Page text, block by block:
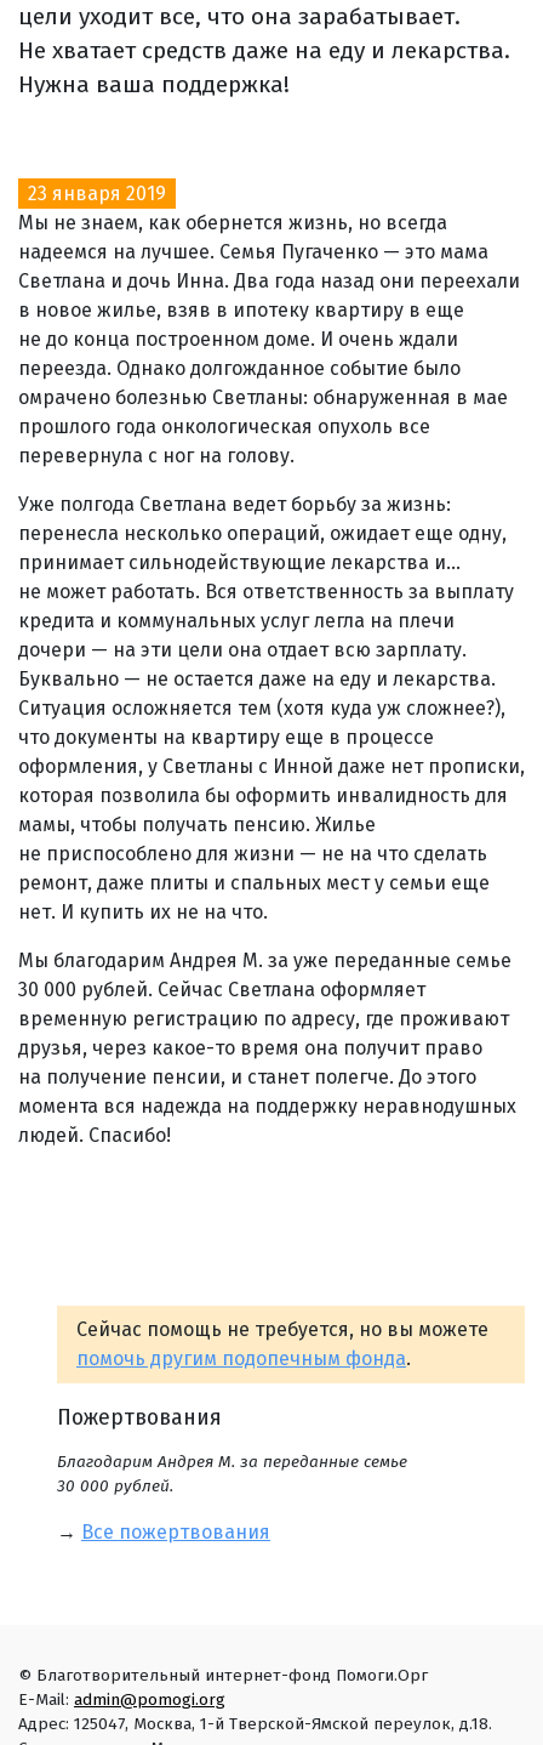
цели уходит все, что она зарабатывает.
Не хватает средств даже на еду и лекарства.
Нужна ваша поддержка!
23 января 2019
Мы не знаем, как обернется жизнь, но всегда
надеемся на лучшее. Семья Пугаченко — это мама
Светлана и дочь Инна. Два года назад они переехали
в новое жилье, взяв в ипотеку квартиру в еще
не до конца построенном доме. И очень ждали
переезда. Однако долгожданное событие было
омрачено болезнью Светланы: обнаруженная в мае
прошлого года онкологическая опухоль все
перевернула с ног на голову.
Уже полгода Светлана ведет борьбу за жизнь:
перенесла несколько операций, ожидает еще одну,
принимает сильнодействующие лекарства и...
не может работать. Вся ответственность за выплату
кредита и коммунальных услуг легла на плечи
дочери — на эти цели она отдает всю зарплату.
Буквально — не остается даже на еду и лекарства.
Ситуация осложняется тем (хотя куда уж сложнее?),
что документы на квартиру еще в процессе
оформления, у Светланы с Инной даже нет прописки,
которая позволила бы оформить инвалидность для
мамы, чтобы получать пенсию. Жилье
не приспособлено для жизни — не на что сделать
ремонт, даже плиты и спальных мест у семьи еще
нет. И купить их не на что.
Мы благодарим Андрея М. за уже переданные семье
30 000 рублей. Сейчас Светлана оформляет
временную регистрацию по адресу, где проживают
друзья, через какое-то время она получит право
на получение пенсии, и станет полегче. До этого
момента вся надежда на поддержку неравнодушных
людей. Спасибо!
Сейчас помощь не требуется, но вы можете
помочь другим подопечным фонда.
Пожертвования
Благодарим Андрея М. за переданные семье
30 000 рублей.
→ Все пожертвования
© Благотворительный интернет-фонд Помоги.Орг
E-Mail: admin@pomogi.org
Адрес: 125047, Москва, 1-й Тверской-Ямской переулок, д.18.